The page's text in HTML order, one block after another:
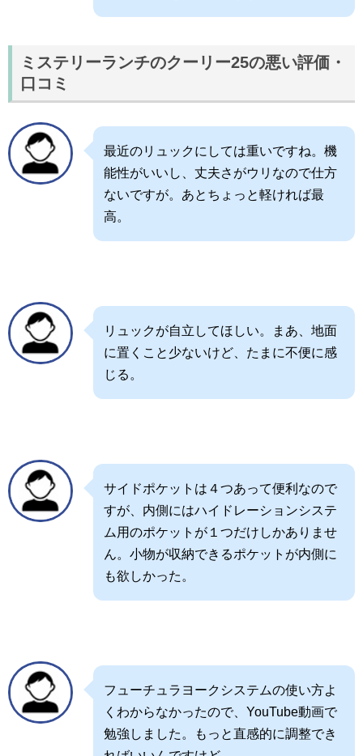
ミステリーランチのクーリー25の悪い評価・
口コミ
最近のリュックにしては重いですね。機
能性がいいし、丈夫さがウリなので仕方
ないですが。あとちょっと軽ければ最
高。
リュックが自立してほしい。まあ、地面
に置くこと少ないけど、たまに不便に感
じる。
サイドポケットは４つあって便利なので
すが、内側にはハイドレーションシステ
ム用のポケットが１つだけしかありませ
ん。小物が収納できるポケットが内側に
も欲しかった。
フューチュラヨークシステムの使い方よ
くわからなかったので、YouTube動画で
勉強しました。もっと直感的に調整でき